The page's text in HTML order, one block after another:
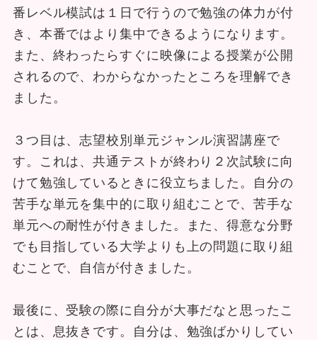
番レベル模試は１日で行うので勉強の体力が付
き、本番ではより集中できるようになります。
また、終わったらすぐに映像による授業が公開
されるので、わからなかったところを理解でき
ました。
３つ目は、志望校別単元ジャンル演習講座で
す。これは、共通テストが終わり２次試験に向
けて勉強しているときに役立ちました。自分の
苦手な単元を集中的に取り組むことで、苦手な
単元への耐性が付きました。また、得意な分野
でも目指している大学よりも上の問題に取り組
むことで、自信が付きました。
最後に、受験の際に自分が大事だなと思ったこ
とは、息抜きです。自分は、勉強ばかりしてい